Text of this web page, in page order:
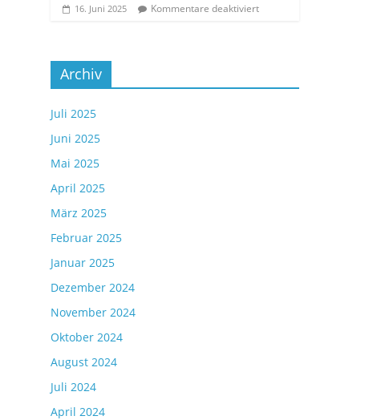
16. Juni 2025 Kommentare deaktiviert
Archiv
Juli 2025
Juni 2025
Mai 2025
April 2025
März 2025
Februar 2025
Januar 2025
Dezember 2024
November 2024
Oktober 2024
August 2024
Juli 2024
April 2024